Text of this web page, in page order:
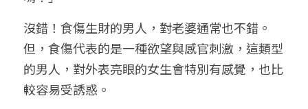
沒錯！食傷生財的男人，對老婆通常也不錯。
但，食傷代表的是一種欲望與感官刺激，這類型
的男人，對外表亮眼的女生會特別有感覺，也比
較容易受誘惑。